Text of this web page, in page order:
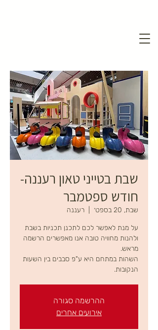
שבת בטייני טאון רעננה-
חודש ספטמבר
שבת, 20 בספט׳ רעננה
על מנת לאפשר לכם לתכנן תכניות בשבת
ולהנות מחוויה טובה אנו מאפשרים הרשמה
השהות במתחם היא ע"פ סבבים בין השעות
הנקובות.
ההרשמה סגורה
אירועים אחרים